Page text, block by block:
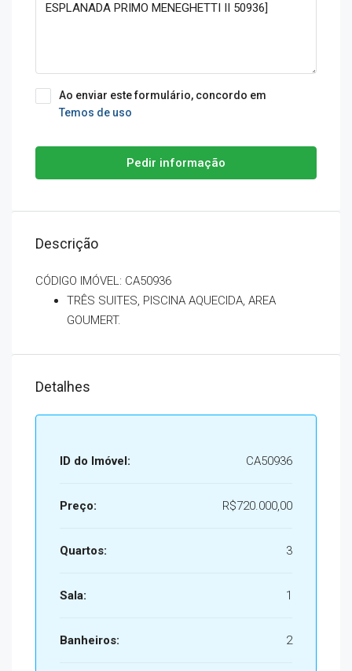
Ao enviar este formulário, concordo em
Temos de uso
Pedir informação
Descrição
CÓDIGO IMÓVEL: CA50936
TRÊS SUITES, PISCINA AQUECIDA, AREA
GOUMERT.
Detalhes
ID do Imóvel: CA50936
Preço: R$720.000,00
Quartos: 3
Sala: 1
Banheiros: 2